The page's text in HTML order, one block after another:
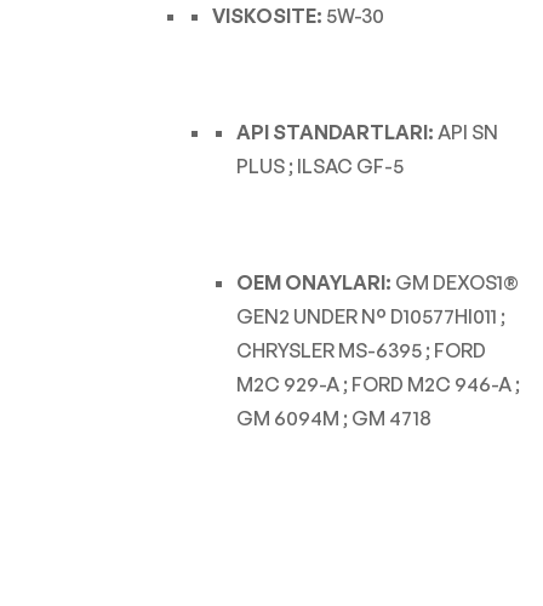
VISKOSITE: 5W-30
API STANDARTLARI: API SN
PLUS ; ILSAC GF-5
OEM ONAYLARI: GM DEXOS1®
GEN2 UNDER N° D10577HI011 ;
CHRYSLER MS-6395 ; FORD
M2C 929-A ; FORD M2C 946-A ;
GM 6094M ; GM 4718